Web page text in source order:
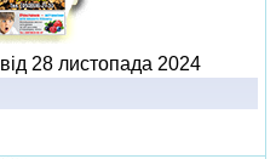
від 28 листопада 2024